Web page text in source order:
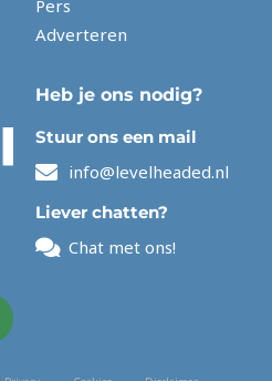
Pers
Adverteren
Heb je ons nodig?
Stuur ons een mail
info@levelheaded.nl
Liever chatten?
Chat met ons!